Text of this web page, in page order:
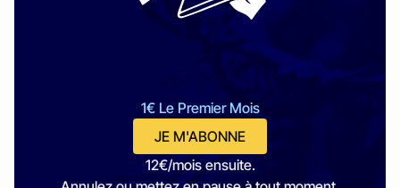
1€ Le Premier Mois
JE M'ABONNE
12€/mois ensuite.